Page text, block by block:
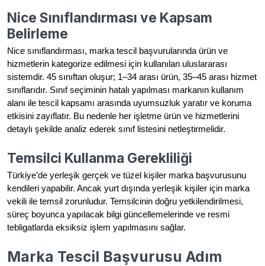
Nice Sınıflandırması ve Kapsam
Belirleme
Nice sınıflandırması, marka tescil başvurularında ürün ve
hizmetlerin kategorize edilmesi için kullanılan uluslararası
sistemdir. 45 sınıftan oluşur; 1–34 arası ürün, 35–45 arası hizmet
sınıflarıdır. Sınıf seçiminin hatalı yapılması markanın kullanım
alanı ile tescil kapsamı arasında uyumsuzluk yaratır ve koruma
etkisini zayıflatır. Bu nedenle her işletme ürün ve hizmetlerini
detaylı şekilde analiz ederek sınıf listesini netleştirmelidir.
Temsilci Kullanma Gerekliliği
Türkiye’de yerleşik gerçek ve tüzel kişiler marka başvurusunu
kendileri yapabilir. Ancak yurt dışında yerleşik kişiler için marka
vekili ile temsil zorunludur. Temsilcinin doğru yetkilendirilmesi,
süreç boyunca yapılacak bilgi güncellemelerinde ve resmi
tebligatlarda eksiksiz işlem yapılmasını sağlar.
Marka Tescil Başvurusu Adım